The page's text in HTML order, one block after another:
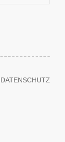
DATENSCHUTZ